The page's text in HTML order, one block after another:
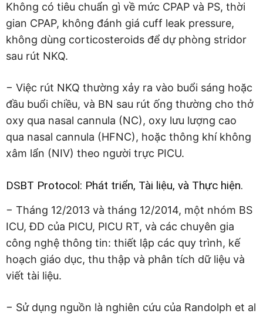
Không có tiêu chuẩn gì về mức CPAP và PS, thời
gian CPAP, không đánh giá cuff leak pressure,
không dùng corticosteroids để dự phòng stridor
sau rút NKQ.
− Việc rút NKQ thường xảy ra vào buổi sáng hoặc
đầu buổi chiều, và BN sau rút ống thường cho thở
oxy qua nasal cannula (NC), oxy lưu lượng cao
qua nasal cannula (HFNC), hoặc thông khí không
xâm lẩn (NIV) theo người trực PICU.
DSBT Protocol: Phát triển, Tài liệu, và Thực hiện.
− Tháng 12/2013 và tháng 12/2014, một nhóm BS
ICU, ĐD của PICU, PICU RT, và các chuyên gia
công nghệ thông tin: thiết lập các quy trình, kế
hoạch giáo dục, thu thập và phân tích dữ liệu và
viết tài liệu.
− Sử dụng nguồn là nghiên cứu của Randolph et al